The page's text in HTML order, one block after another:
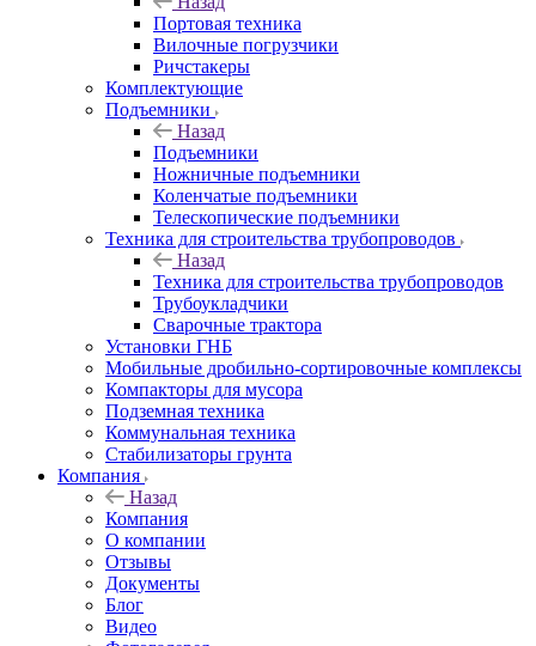
Портовая техника
Вилочные погрузчики
Ричстакеры
Комплектующие
Подъемники
Назад
Подъемники
Ножничные подъемники
Коленчатые подъемники
Телескопические подъемники
Техника для строительства трубопроводов
Назад
Техника для строительства трубопроводов
Трубоукладчики
Сварочные трактора
Установки ГНБ
Мобильные дробильно-сортировочные комплексы
Компакторы для мусора
Подземная техника
Коммунальная техника
Стабилизаторы грунта
Компания
Назад
Компания
О компании
Отзывы
Документы
Блог
Видео